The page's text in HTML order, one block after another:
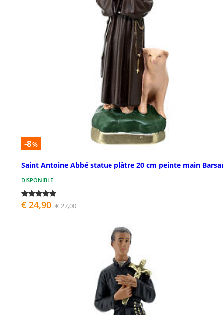
-8%
Saint Antoine Abbé statue plâtre 20 cm peinte main
DISPONIBLE
€ 24,90 € 27,00